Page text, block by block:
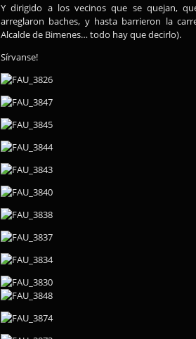
Y dirigido a los vecinos que se quejan,
arreglaron baches, y hasta barrieron la
Alcalde de Bimenes… todo hay que decirlo).
Sírvanse!